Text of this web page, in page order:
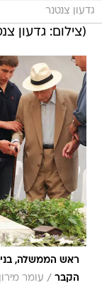
גדעון צנטנר
(צילום: גדעון
ראש הממשלה,
הקבר / עומר מירון